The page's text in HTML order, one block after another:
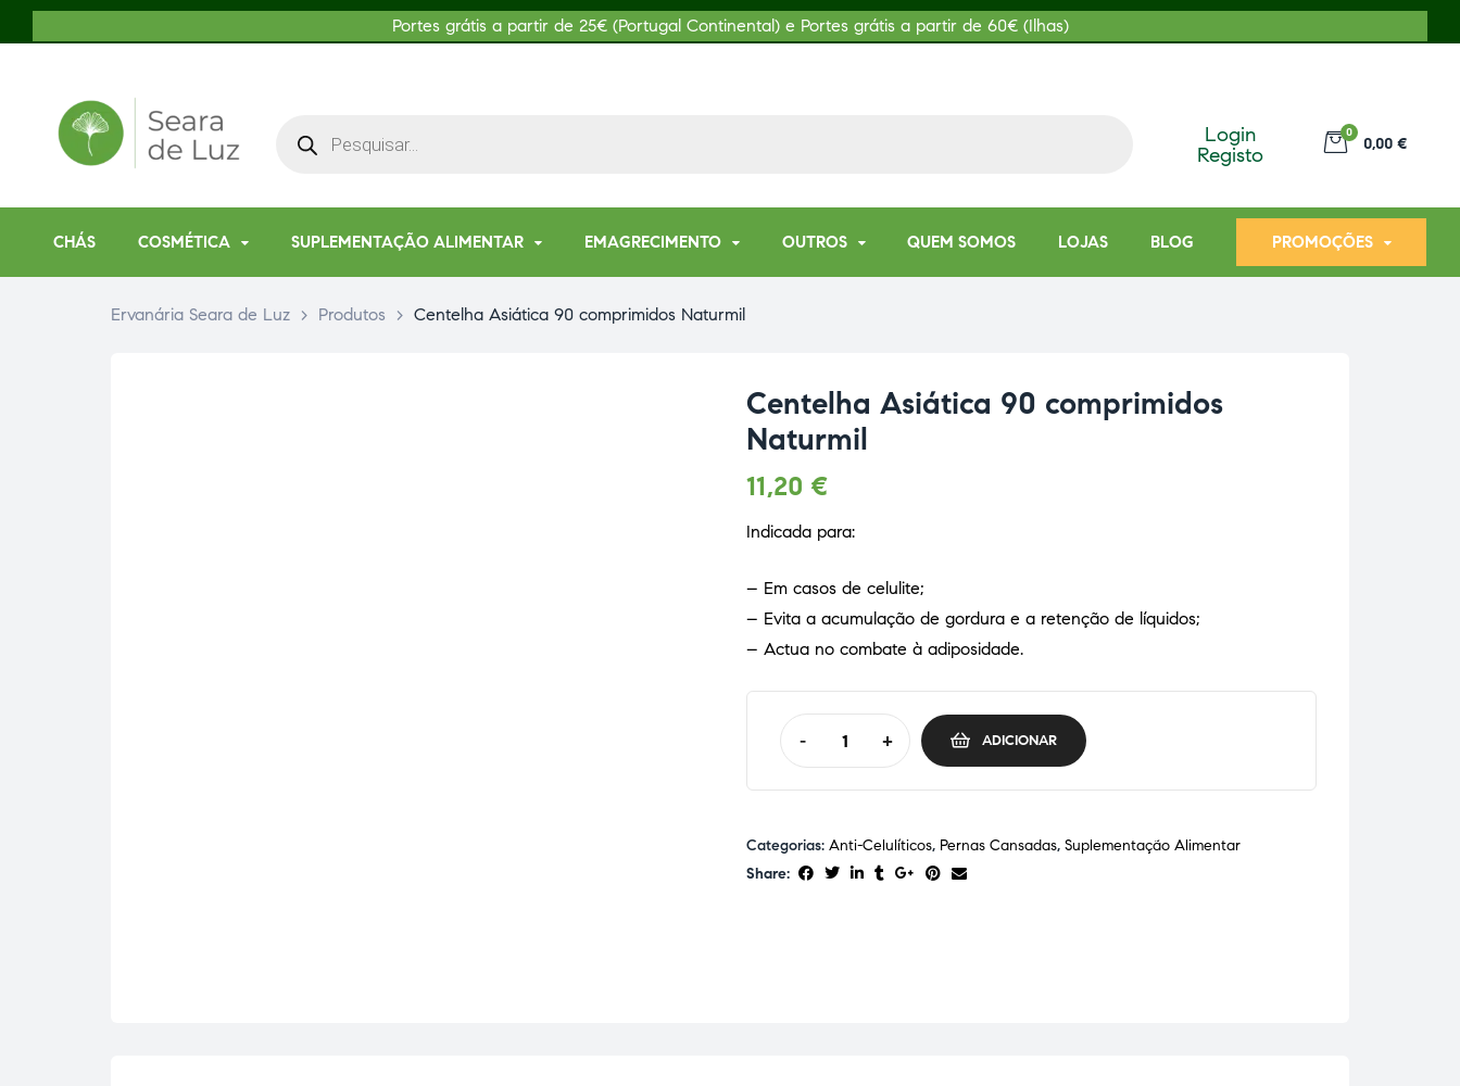
Portes grátis a partir de 25€ (Portugal Continental) e Portes grátis a partir de 60€ (Ilhas)
Login
Registo
0
0,00 €
CHÁS COSMÉTICA SUPLEMENTAÇÃO ALIMENTAR EMAGRECIMENTO OUTROS QUEM SOMOS LOJAS BLOG PROMOÇÕES
Ervanária Seara de Luz > Produtos > Centelha Asiática 90 comprimidos Naturmil
Centelha Asiática 90 comprimidos
Naturmil
11,20 €
Indicada para:
– Em casos de celulite;
– Evita a acumulação de gordura e a retenção de líquidos;
– Actua no combate à adiposidade.
- + ADICIONAR
Categorias: Anti-Celulíticos, Pernas Cansadas, Suplementação Alimentar
Share: